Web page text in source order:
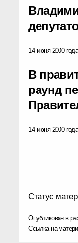
14 июня 2000
В
раунд
14 июня 2000
Статус
Опубликован в
Ссылка на